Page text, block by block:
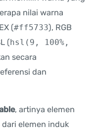
nilai warna
(#ff5733), RGB
(hsl(9, 100%,
secara
dan
, artinya elemen
elemen induk